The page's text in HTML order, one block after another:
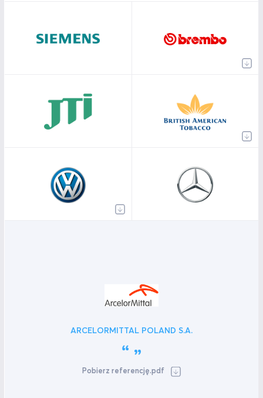
ARCELORMITTAL POLAND S.A.
Pobierz referencję.pdf